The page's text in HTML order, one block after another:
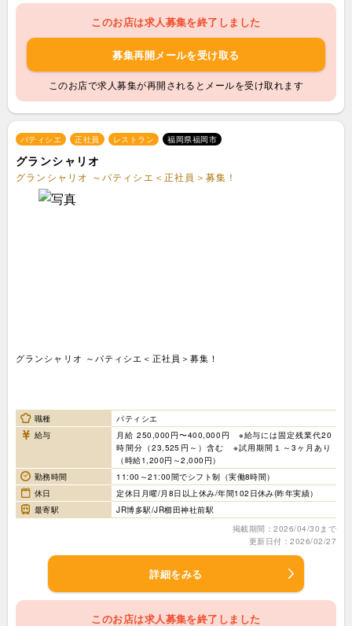
このお店は求人募集を終了しました
募集再開メールを受け取る
このお店で求人募集が再開されるとメールを受け取れます
パティシエ 正社員 レストラン 福岡県福岡市
グランシャリオ
グランシャリオ ～パティシエ＜正社員＞募集！
グランシャリオ ～パティシエ＜正社員＞募集！
職種
パティシエ
給与
月給 250,000円〜400,000円 ※給与には固定残業代20
時間分（23,525円～）含む ※試用期間１～3ヶ月あり
（時給1,200円～2,000円）
勤務時間
11:00～21:00間でシフト制（実働8時間）
休日
定休日月曜/月8日以上休み/年間102日休み(昨年実績）
最寄駅
JR博多駅/JR櫛田神社前駅
掲載期間：2026/04/30まで
更新日付：2026/02/27
詳細をみる
このお店は求人募集を終了しました